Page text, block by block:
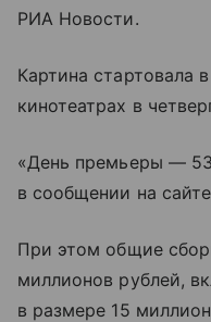
РИА Новости.
Картина стартовала
кинотеатрах в
«День премьеры —
в сообщении на
При этом общие
миллионов рублей,
в размере 15